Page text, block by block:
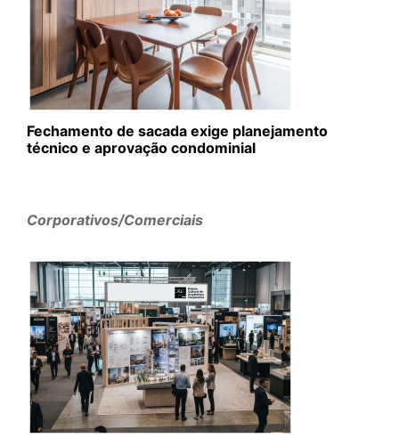
Fechamento de sacada exige planejamento
técnico e aprovação condominial
Corporativos/Comerciais